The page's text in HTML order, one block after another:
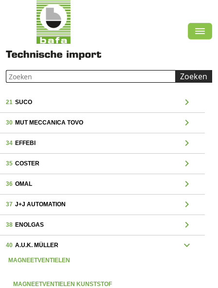
Zoeken
21 SUCO chevron_right
30 MUT MECCANICA TOVO chevron_right
34 EFFEBI chevron_right
35 COSTER chevron_right
36 OMAL chevron_right
37 J+J AUTOMATION chevron_right
38 ENOLGAS chevron_right
40 A.U.K. MÜLLER expand_more
MAGNEETVENTIELEN
MAGNEETVENTIELEN KUNSTSTOF